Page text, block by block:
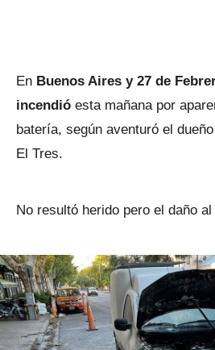
En Buenos Aires y 27 de
incendió esta mañana por
batería, según aventuró el
El Tres.
No resultó herido pero el daño